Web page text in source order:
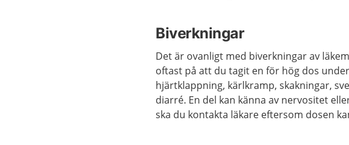
Biverkningar
Det är ovanligt med biverkningar av
oftast på att du tagit en för hög dos
hjärtklappning, kärlkramp, skakningar,
diarré. En del kan känna av nervositet
ska du kontakta läkare eftersom dosen